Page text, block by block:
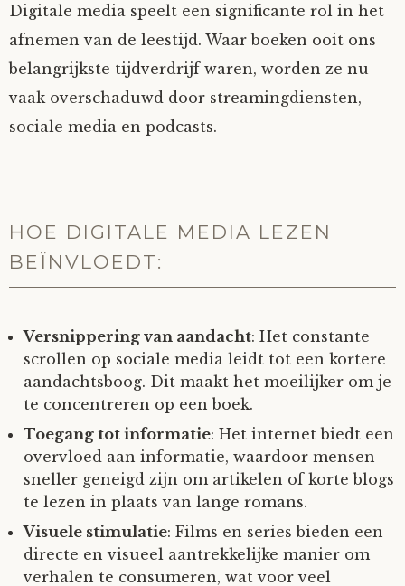
Digitale media speelt een significante rol in het
afnemen van de leestijd. Waar boeken ooit ons
belangrijkste tijdverdrijf waren, worden ze nu
vaak overschaduwd door streamingdiensten,
sociale media en podcasts.
HOE DIGITALE MEDIA LEZEN
BEÏNVLOEDT:
Versnippering van aandacht: Het constante
scrollen op sociale media leidt tot een kortere
aandachtsboog. Dit maakt het moeilijker om je
te concentreren op een boek.
Toegang tot informatie: Het internet biedt een
overvloed aan informatie, waardoor mensen
sneller geneigd zijn om artikelen of korte blogs
te lezen in plaats van lange romans.
Visuele stimulatie: Films en series bieden een
directe en visueel aantrekkelijke manier om
verhalen te consumeren, wat voor veel